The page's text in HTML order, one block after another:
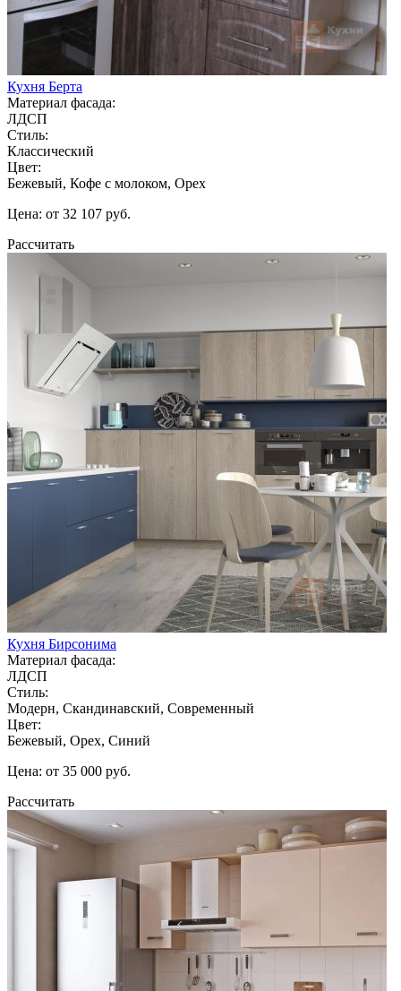
Кухня Берта
Материал фасада:
ЛДСП
Стиль:
Классический
Цвет:
Бежевый, Кофе с молоком, Орех
Цена: от 32 107 руб.
Рассчитать
Кухня Бирсонима
Материал фасада:
ЛДСП
Стиль:
Модерн, Скандинавский, Современный
Цвет:
Бежевый, Орех, Синий
Цена: от 35 000 руб.
Рассчитать